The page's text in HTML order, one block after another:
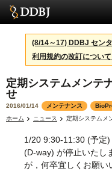
サービス
スパコン
統計
活動
(8/14～17) DDBJ セン
利用規約の改訂につい
定期システムメンテ
せ
2016/01/14 メンテナンス
ホーム
ニュース 定期システムメ
1/20 9:30-11:30 (予定
(D-way) が停止いたし
が，何卒宜しくお願い